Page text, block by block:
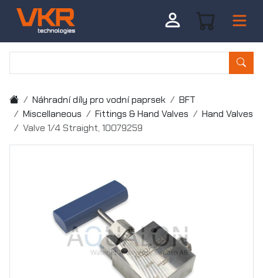
Náhradní díly pro vodní paprsek
BFT
Miscellaneous
Fittings & Hand Valves
Hand Valves
Valve 1/4 Straight, 10079259